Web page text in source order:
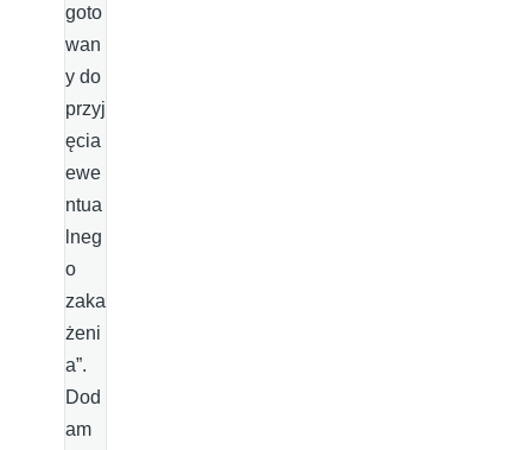
goto
wan
y do
przyj
ęcia
ewe
ntua
lneg
o
zaka
żeni
a”.
Dod
am